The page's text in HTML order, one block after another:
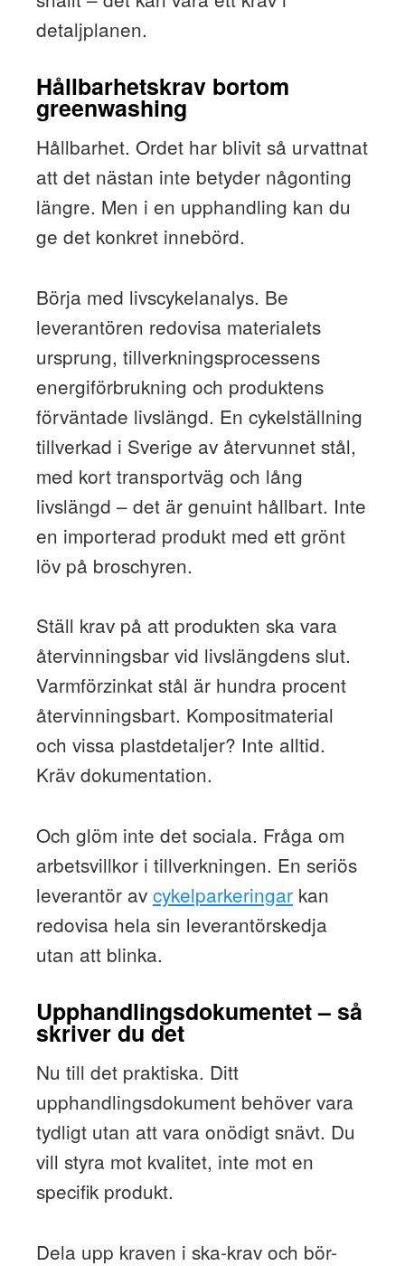
detaljplanen.
Hållbarhetskrav bortom
greenwashing
Hållbarhet. Ordet har blivit så urvattnat
att det nästan inte betyder någonting
längre. Men i en upphandling kan du
ge det konkret innebörd.
Börja med livscykelanalys. Be
leverantören redovisa materialets
ursprung, tillverkningsprocessens
energiförbrukning och produktens
förväntade livslängd. En cykelställning
tillverkad i Sverige av återvunnet stål,
med kort transportväg och lång
livslängd – det är genuint hållbart. Inte
en importerad produkt med ett grönt
löv på broschyren.
Ställ krav på att produkten ska vara
återvinningsbar vid livslängdens slut.
Varmförzinkat stål är hundra procent
återvinningsbart. Kompositmaterial
och vissa plastdetaljer? Inte alltid.
Kräv dokumentation.
Och glöm inte det sociala. Fråga om
arbetsvillkor i tillverkningen. En seriös
leverantör av cykelparkeringarkan
redovisa hela sin leverantörskedja
utan att blinka.
Upphandlingsdokumentet – så
skriver du det
Nu till det praktiska. Ditt
upphandlingsdokument behöver vara
tydligt utan att vara onödigt snävt. Du
vill styra mot kvalitet, inte mot en
specifik produkt.
Dela upp kraven i ska-krav och bör-